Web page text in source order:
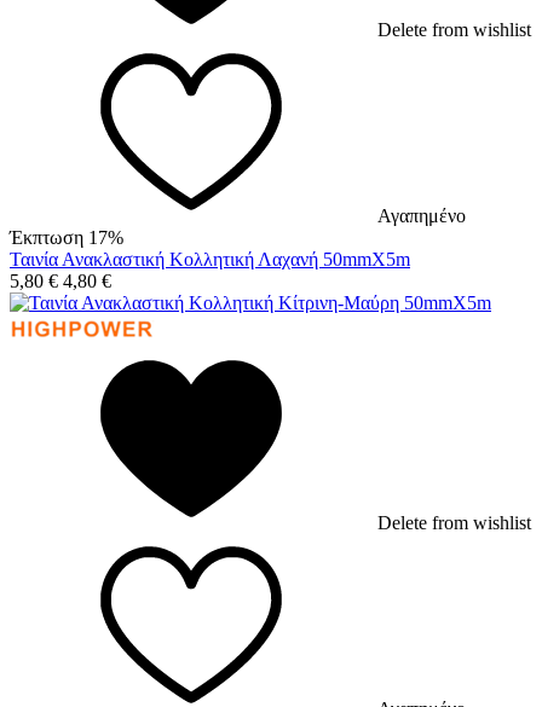
Delete from wishlist
Αγαπημένο
Έκπτωση 17%
Ταινία Ανακλαστική Κολλητική Λαχανή 50mmX5m
5,80 € 4,80 €
Delete from wishlist